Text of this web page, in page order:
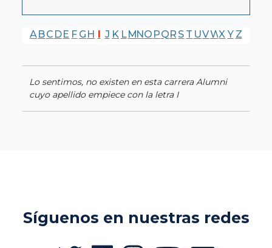
A BC DE F G H I J K LMNO PQR S T UVWX Y Z
Lo sentimos, no existen en esta carrera Alumni
cuyo apellido empiece con la letra I
Síguenos en nuestras redes